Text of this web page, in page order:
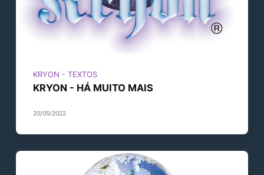
KRYON - TEXTOS
KRYON - HÁ MUITO MAIS
20/05/2022